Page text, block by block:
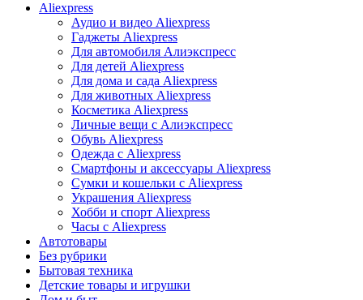
Aliexpress
Аудио и видео Aliexpress
Гаджеты Aliexpress
Для автомобиля Алиэкспресс
Для детей Aliexpress
Для дома и сада Aliexpress
Для животных Aliexpress
Косметика Aliexpress
Личные вещи с Алиэкспресс
Обувь Aliexpress
Одежда с Aliexpress
Смартфоны и аксессуары Aliexpress
Сумки и кошельки с Aliexpress
Украшения Aliexpress
Хобби и спорт Aliexpress
Часы с Aliexpress
Автотовары
Без рубрики
Бытовая техника
Детские товары и игрушки